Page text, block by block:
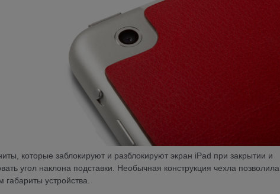
которые заблокируют и разблокируют экран iPad при закрытии и
угол наклона подставки. Необычная конструкция чехла позволила
устройства.